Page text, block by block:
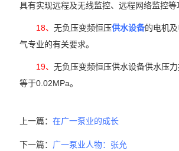
具有实现远程及无线监控、远程网络监控等
18、 无负压变频恒压供水设备的电机
气专业的有关要求。
19、 无负压变频恒压供水设备供水压
等于0.02MPa。
上一篇： 在广一泵业的成长
下一篇： 广一泵业人物：张允